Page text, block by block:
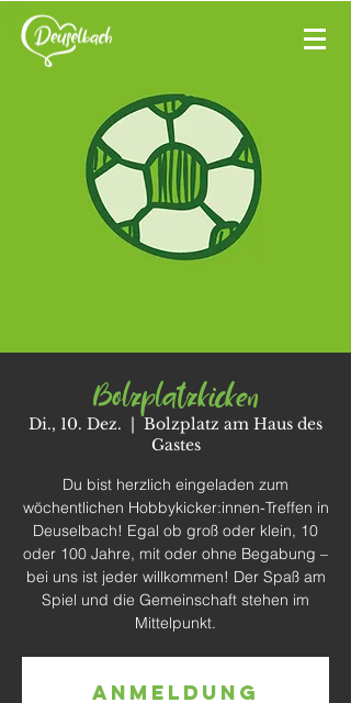
Bolzplatzkicken
Di., 10. Dez.
  |
Bolzplatz am Haus des
Gastes
Du bist herzlich eingeladen zum
wöchentlichen Hobbykicker:innen-Treffen in
Deuselbach! Egal ob groß oder klein, 10
oder 100 Jahre, mit oder ohne Begabung –
bei uns ist jeder willkommen! Der Spaß am
Spiel und die Gemeinschaft stehen im
Mittelpunkt.
Anmeldung